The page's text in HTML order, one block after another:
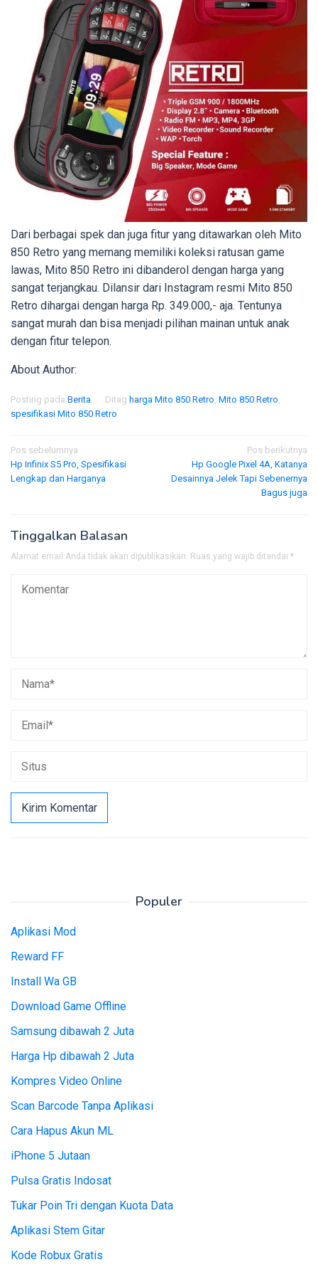
Dari berbagai spek dan juga fitur yang ditawarkan oleh Mito
850 Retro yang memang memiliki koleksi ratusan game
lawas, Mito 850 Retro ini dibanderol dengan harga yang
sangat terjangkau. Dilansir dari Instagram resmi Mito 850
Retro dihargai dengan harga Rp. 349.000,- aja. Tentunya
sangat murah dan bisa menjadi pilihan mainan untuk anak
dengan fitur telepon.
About Author:
Posting pada Berita Ditag harga Mito 850 Retro, Mito 850 Retro,
spesifikasi Mito 850 Retro
Navigasi
pos
Pos sebelumnya
Hp Infinix S5 Pro, Spesifikasi
Lengkap dan Harganya
Pos berikutnya
Hp Google Pixel 4A, Katanya
Desainnya Jelek Tapi Sebenernya
Bagus juga
Tinggalkan Balasan
Alamat email Anda tidak akan dipublikasikan. Ruas yang wajib ditandai *
Populer
Aplikasi Mod
Reward FF
Install Wa GB
Download Game Offline
Samsung dibawah 2 Juta
Harga Hp dibawah 2 Juta
Kompres Video Online
Scan Barcode Tanpa Aplikasi
Cara Hapus Akun ML
iPhone 5 Jutaan
Pulsa Gratis Indosat
Tukar Poin Tri dengan Kuota Data
Aplikasi Stem Gitar
Kode Robux Gratis